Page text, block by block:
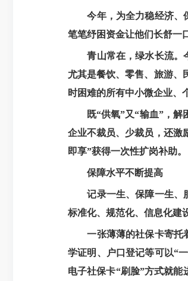
今年，为全力稳经济、
笔笔纾困资金让他们长舒一
青山常在，绿水长流。
尤其是餐饮、零售、旅游、
时困难的所有中小微企业、
既“供氧”又“输血”，
企业不裁员、少裁员，还激
即享”获得一次性扩岗补助。
保障水平不断提高
记录一生、保障一生
标准化、规范化、信息化建
一张薄薄的社保卡寄托
学证明、户口登记等可以“
电子社保卡“刷脸”方式就